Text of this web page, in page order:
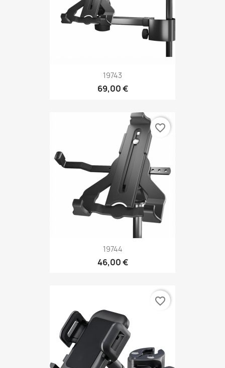
19743
69,00 €
19744
46,00 €
favorite_border
favorite_border